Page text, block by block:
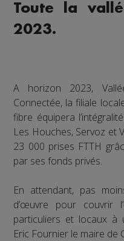
Toute la
2023.
A horizon 2023,
Connectée, la filiale
fibre équipera
Les Houches, Servoz et
23 000 prises FTTH
par ses fonds privés.
En attendant, pas
d’œuvre pour couvrir
particuliers et locaux à
Eric Fournier le maire de